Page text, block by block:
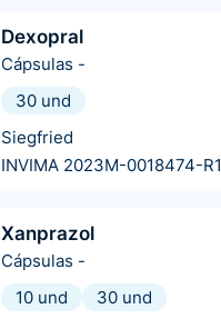
Dexopral
Cápsulas -
30 und
Siegfried
INVIMA 2023M-0018474-R1
Xanprazol
Cápsulas -
10 und
30 und